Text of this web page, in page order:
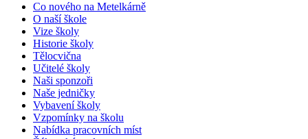
Co nového na Metelkárně
O naší škole
Vize školy
Historie školy
Tělocvična
Učitelé školy
Naši sponzoři
Naše jedničky
Vybavení školy
Vzpomínky na školu
Nabídka pracovních míst